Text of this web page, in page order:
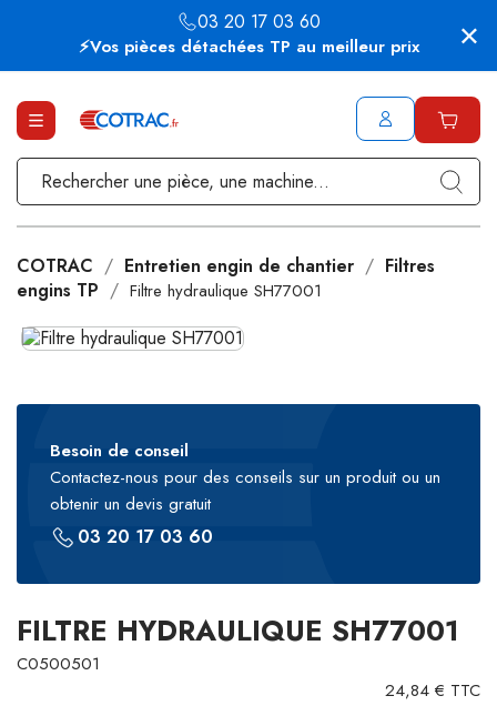
⚡Vos pièces détachées TP au meilleur prix
03 20 17 03 60
COTRAC Entretien engin de chantier
Filtres
engins TP
Filtre hydraulique SH77001
Besoin de conseil
Contactez-nous pour des conseils sur un produit ou un
obtenir un devis gratuit
03 20 17 03 60
FILTRE HYDRAULIQUE SH77001
C0500501
24,84 € TTC